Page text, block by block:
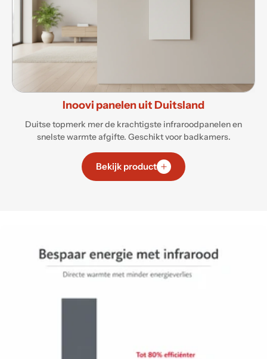
Inoovi panelen uit Duitsland
Duitse topmerk mer de krachtigste infraroodpanelen en
snelste warmte afgifte. Geschikt voor badkamers.
Bekijk product